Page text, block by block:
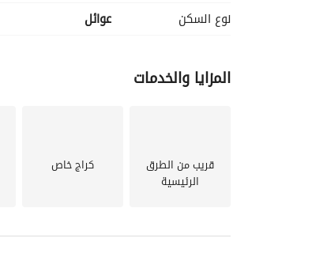
تخليص جميع المعاملات فى جميع انحاء المملكة.
نوع السكن
عوائل
المزايا والخدمات
قريب من الطرق
الرئيسية
كراج خاص